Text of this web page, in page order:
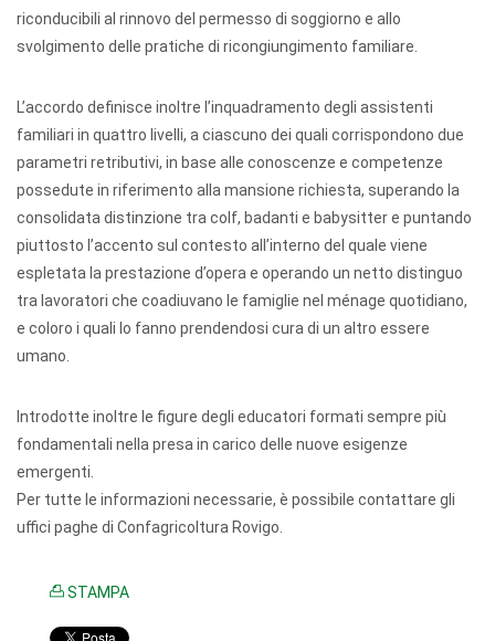
riconducibili al rinnovo del permesso di soggiorno e allo
svolgimento delle pratiche di ricongiungimento familiare.
L’accordo definisce inoltre l’inquadramento degli assistenti
familiari in quattro livelli, a ciascuno dei quali corrispondono due
parametri retributivi, in base alle conoscenze e competenze
possedute in riferimento alla mansione richiesta, superando la
consolidata distinzione tra colf, badanti e babysitter e puntando
piuttosto l’accento sul contesto all’interno del quale viene
espletata la prestazione d’opera e operando un netto distinguo
tra lavoratori che coadiuvano le famiglie nel ménage quotidiano,
e coloro i quali lo fanno prendendosi cura di un altro essere
umano.
Introdotte inoltre le figure degli educatori formati sempre più
fondamentali nella presa in carico delle nuove esigenze
emergenti.
Per tutte le informazioni necessarie, è possibile contattare gli
uffici paghe di Confagricoltura Rovigo.
STAMPA